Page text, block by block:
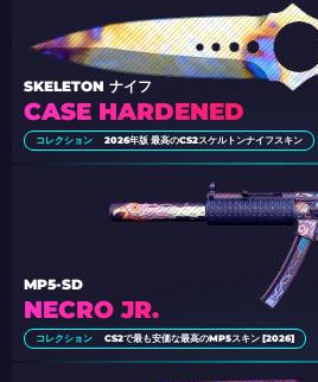
CASE HARDENED
SKELETON ナイフ
コレクション 2026年版 最高のCS2スケルトンナイフスキン
NECRO JR.
MP5-SD
コレクション CS2で最も安価な最高のMP5スキン [2026]